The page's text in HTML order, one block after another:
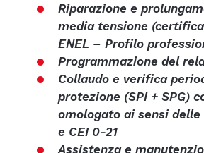
Riparazione e
media tensione
ENEL – Profilo
Programmazione del
Collaudo e verifica
protezione (SPI + SPG)
omologato ai sensi delle
e CEI 0-21
Assistenza e